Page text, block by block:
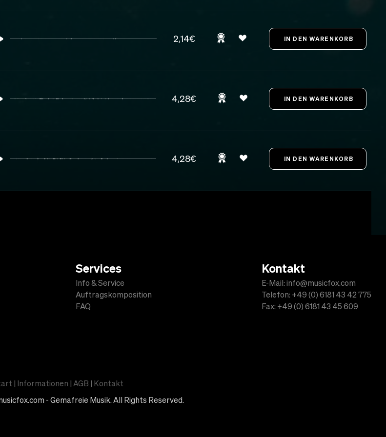
2,14€
4,28€
4,28€
Services
Info & Service
Auftragskomposition
FAQ
Kontakt
E-Mail: info@musicfox.com
Telefon: +49 (0) 6181 43 42 775
Fax: +49 (0) 6181 43 45 609
| Informationen | AGB | Kontakt
- Gemafreie Musik. All Rights Reserved.